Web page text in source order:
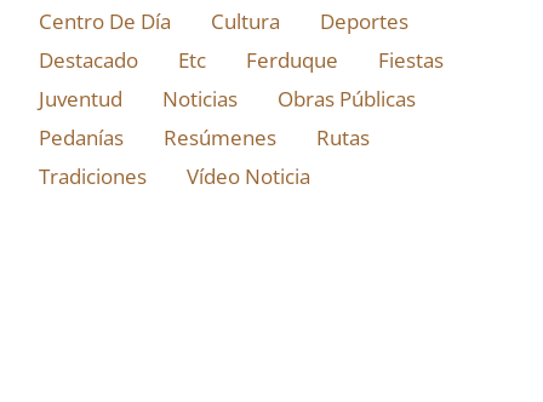
Centro De Día
Cultura
Deportes
Destacado
Etc Ferduque
Fiestas
Juventud
Noticias
Obras Públicas
Pedanías
Resúmenes
Rutas
Tradiciones
Vídeo Noticia